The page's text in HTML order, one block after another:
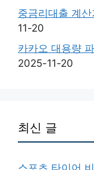
중금리대출 계
11-20
카카오 대용량
2025-11-20
최신 글
스포츠 타이어